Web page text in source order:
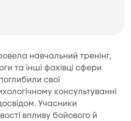
навчальний тренінг,
та інші фахівці сфери
свої
консультуванні
Учасники
впливу бойового й